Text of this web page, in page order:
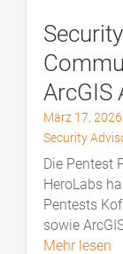
ArcGIS
März 17, 2026
Security
Die Pentest
HeroLabs
Pentests
sowie
mehr lesen